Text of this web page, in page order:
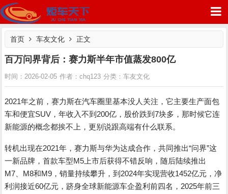
炬车天下
首页 车友文化 正文
百万问界背后：赛力斯半年市值蒸发800亿
时间：2026-02-05 作者：chq123 分类：车友文化
2021年之前，赛力斯在汽车圈里基本没人关注，它主要生产面包
车和便宜SUV，年收入不到200亿，股价跌到7块多，那时候它连
新能源的概念都挨不上，更别说跟高端有什么联系。
转机出现在2021年，赛力斯与华为达成合作，共同推出“问界”这
一新品牌，首款车型M5上市后获得不错反响，随后陆续推出
M7、M8和M9，销量持续攀升，到2024年实现营收1452亿元，净
利润接近60亿元，跻身全球新能源车企盈利前四名，2025年前三